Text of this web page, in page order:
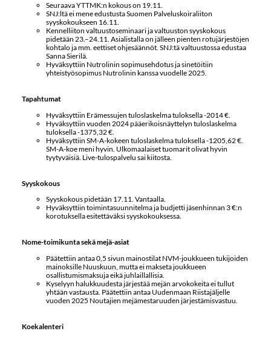
Seuraava YTTMK:n kokous on 19.11.
SNJ:ltä ei mene edustusta Suomen Palveluskoiraliiton
syyskokoukseen 16.11.
Kennelliiton valtuustoseminaari ja valtuuston syyskokous
pidetään 23.–24.11. Asialistalla on jälleen pienten rotujärjestöjen
kohtalo ja mm. eettiset ohjesäännöt. SNJ:tä valtuustossa edustaa
Sanna Sierilä.
Hyväksyttiin Nutrolinin sopimusehdotus ja sinetöitiin
yhteistyösopimus Nutrolinin kanssa vuodelle 2025.
Tapahtumat
Hyväksyttiin Erämessujen tuloslaskelma tuloksella -2014 €.
Hyväksyttiin vuoden 2024 pääerikoisnäyttelyn tuloslaskelma
tuloksella -1375,32 €.
Hyväksyttiin SM-A-kokeen tuloslaskelma tuloksella -1205,62 €.
SM-A-koe meni hyvin. Ulkomaalaiset tuomarit olivat hyvin
tyytyväisiä. Live-tulospalvelu sai kiitosta.
Syyskokous
Syyskokous pidetään 17.11. Vantaalla.
Hyväksyttiin toimintasuunnitelma ja budjetti jäsenhinnan 3 €:n
korotuksella esitettäväksi syyskokouksessa.
Nome-toimikunta sekä mejä-asiat
Päätettiin antaa 0,5 sivun mainostilat NVM-joukkueen tukijoiden
mainoksille Nuuskuun, mutta ei makseta joukkueen
osallistumismaksuja eikä juhlaillallisia.
Kyselyyn halukkuudesta järjestää mejän arvokokeita ei tullut
yhtään vastausta. Päätettiin antaa Uudenmaan Riistajäljelle
vuoden 2025 Noutajien mejämestaruuden järjestämisvastuu.
Koekalenteri